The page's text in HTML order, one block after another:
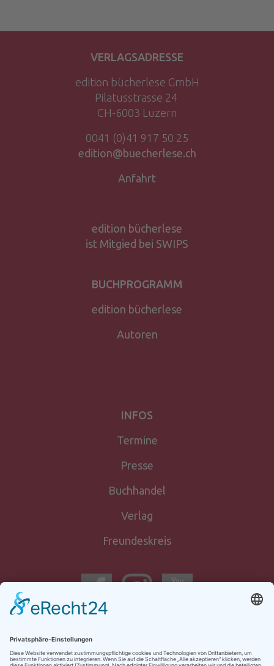
VERLAGSADRESSE
edition bücherlese GmbH
Pilatusstrasse 24
CH-6003 Luzern
0041 (0)41 917 50 25
edition@buecherlese.ch
Anfahrt
edition bücherlese
ist Mitgied bei SWIPS
BUCHPROGRAMM
edition bücherlese
Autoren
INFOS
Termine
Presse
Buchhandel
Verlag
Freundeskreis